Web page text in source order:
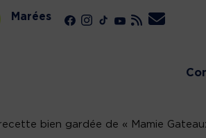
Marées
bien gardée de « Mamie